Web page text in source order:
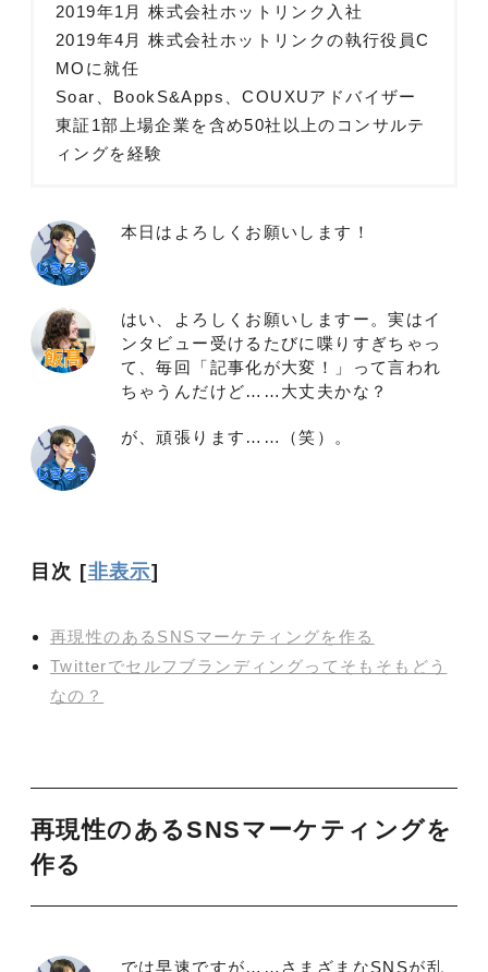
2019年1月 株式会社ホットリンク入社
2019年4月 株式会社ホットリンクの執行役員C
MOに就任
Soar、BookS&Apps、COUXUアドバイザー
東証1部上場企業を含め50社以上のコンサルテ
ィングを経験
本日はよろしくお願いします！
はい、よろしくお願いしますー。実はイ
ンタビュー受けるたびに喋りすぎちゃっ
て、毎回「記事化が大変！」って言われ
ちゃうんだけど……大丈夫かな？
が、頑張ります……（笑）。
目次 [非表示]
再現性のあるSNSマーケティングを作る
Twitterでセルフブランディングってそもそもどう
なの？
再現性のあるSNSマーケティングを
作る
では早速ですが……さまざまなSNSが乱